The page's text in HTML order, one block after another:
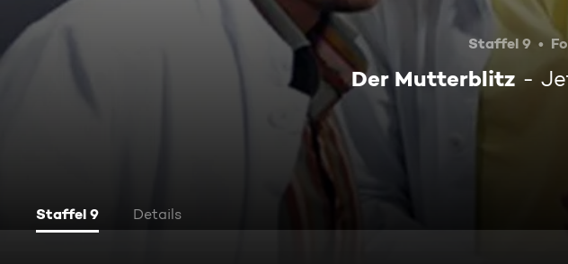
Staffel 9
Der Mutterblitz
Staffel 9 Details